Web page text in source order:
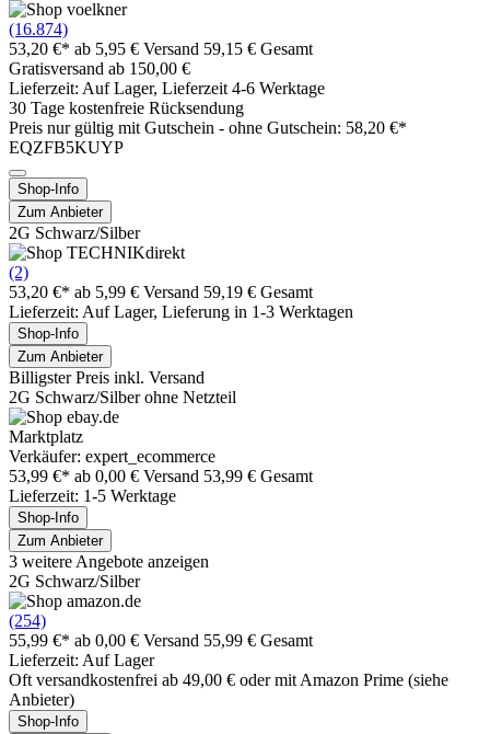
(16.874)
53,20 €* ab 5,95 € Versand 59,15 € Gesamt
Gratisversand ab 150,00 €
Lieferzeit: Auf Lager, Lieferzeit 4-6 Werktage
30 Tage kostenfreie Rücksendung
Preis nur gültig mit Gutschein - ohne Gutschein: 58,20 €*
EQZFB5KUYP
Shop-Info
Zum Anbieter
2G Schwarz/Silber
(2)
53,20 €* ab 5,99 € Versand 59,19 € Gesamt
Lieferzeit: Auf Lager, Lieferung in 1-3 Werktagen
Shop-Info
Zum Anbieter
Billigster Preis inkl. Versand
2G Schwarz/Silber ohne Netzteil
Marktplatz
Verkäufer: expert_ecommerce
53,99 €* ab 0,00 € Versand 53,99 € Gesamt
Lieferzeit: 1-5 Werktage
Shop-Info
Zum Anbieter
3 weitere Angebote anzeigen
2G Schwarz/Silber
(254)
55,99 €* ab 0,00 € Versand 55,99 € Gesamt
Lieferzeit: Auf Lager
Oft versandkostenfrei ab 49,00 € oder mit Amazon Prime (siehe
Anbieter)
Shop-Info